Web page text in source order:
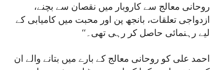
روحانی معالج سے کاروبار میں نقصان سے بچنے،
ازدواجی تعلقات، بانجھ پن اور محبت میں کامیابی کے
لیے رہنمائی حاصل کر رہی تھی۔‘‘
احمد علی کو روحانی معالج کے بارے میں بتانے والے ان